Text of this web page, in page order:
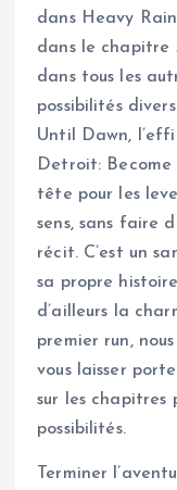
dans Heavy
dans le chapitre
dans tous les
possibilités
Until Dawn,
Detroit: Become
tête pour les
sens, sans faire
récit. C’est un
sa propre
d’ailleurs la
premier run,
vous laisser
sur les chapitres
possibilités.
Terminer